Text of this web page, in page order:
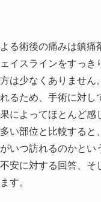
る術後の痛みは鎮
イスラインをすっ
は少なくありませ
るため、手術に対
によってほとんど
い部位と比較する
いつ訪れるのかと
安に対する回答、
す。